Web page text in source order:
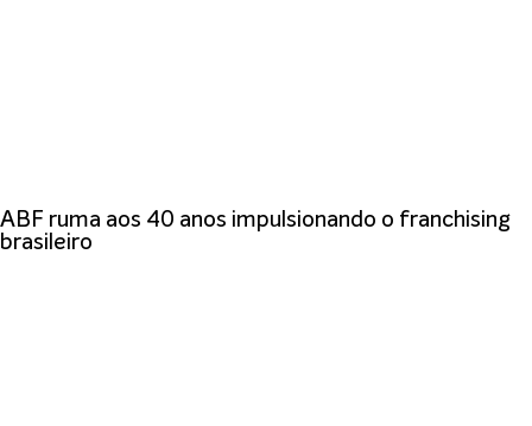
ABF ruma aos 40 anos impulsionando o franchising
brasileiro